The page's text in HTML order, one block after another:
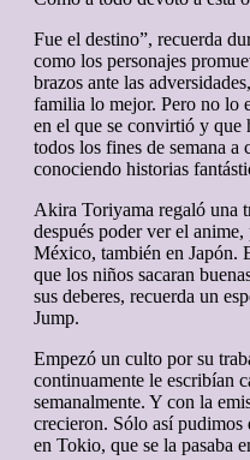
Fue el destino”, recuerda
como los personajes
brazos ante las
familia lo mejor. Pero no lo
en el que se convirtió y que
todos los fines de semana
conociendo historias
Akira Toriyama regaló una
después poder ver el
México, también en Japón.
que los niños sacaran
sus deberes, recuerda un
Jump.
Empezó un culto por su
continuamente le escribían
semanalmente. Y con la
crecieron. Sólo así
en Tokio, que se la pasaba